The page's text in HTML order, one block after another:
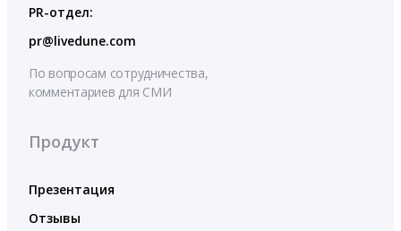
PR-отдел:
pr@livedune.com
По вопросам сотрудничества,
комментариев для СМИ
Продукт
Презентация
Отзывы